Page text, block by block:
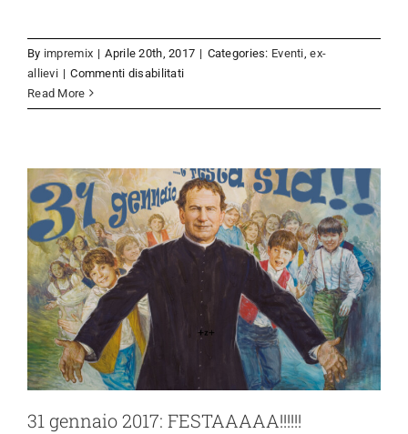
By impremix | Aprile 20th, 2017 | Categories: Eventi ,ex-
allievi | Commenti disabilitatisu
GEX
Read More
31 gennaio 2017: FESTAAAAA!!!!!!
31 gennaio 2017: FESTAAAAA!!!!!!